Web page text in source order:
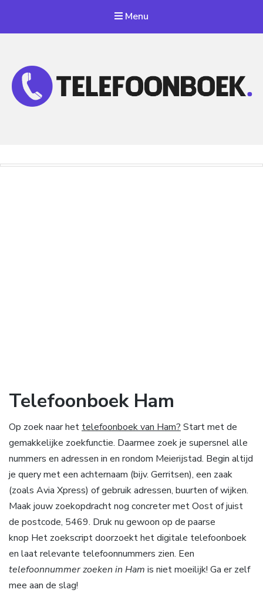
Menu
Telefoonboek Ham
Op zoek naar het telefoonboek van Ham? Start met de
gemakkelijke zoekfunctie. Daarmee zoek je supersnel alle
nummers en adressen in en rondom Meierijstad. Begin altijd
je query met een achternaam (bijv. Gerritsen), een zaak
(zoals Avia Xpress) of gebruik adressen, buurten of wijken.
Maak jouw zoekopdracht nog concreter met Oost of juist
de postcode, 5469. Druk nu gewoon op de paarse
knop Het zoekscript doorzoekt het digitale telefoonboek
en laat relevante telefoonnummers zien. Een
telefoonnummer zoeken in Ham is niet moeilijk! Ga er zelf
mee aan de slag!